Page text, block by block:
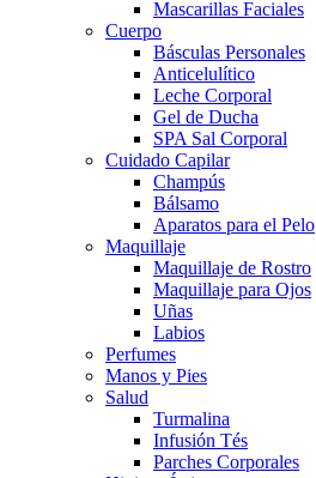
Mascarillas Faciales
Cuerpo
Básculas Personales
Anticelulítico
Leche Corporal
Gel de Ducha
SPA Sal Corporal
Cuidado Capilar
Champús
Bálsamo
Aparatos para el Pelo
Maquillaje
Maquillaje de Rostro
Maquillaje para Ojos
Uñas
Labios
Perfumes
Manos y Pies
Salud
Turmalina
Infusión Tés
Parches Corporales